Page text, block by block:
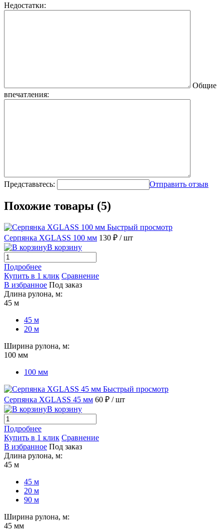
Недостатки:
Общие
впечатления:
Представьтесь: Отправить отзыв
Похожие товары (5)
Быстрый просмотр
Серпянка XGLASS 100 мм 130 ₽ / шт
В корзину
Подробнее
Купить в 1 клик Сравнение
В избранное Под заказ
Длина рулона, м:
45 м
45 м
20 м
Ширина рулона, м:
100 мм
100 мм
Быстрый просмотр
Серпянка XGLASS 45 мм 60 ₽ / шт
В корзину
Подробнее
Купить в 1 клик Сравнение
В избранное Под заказ
Длина рулона, м:
45 м
45 м
20 м
90 м
Ширина рулона, м:
45 мм